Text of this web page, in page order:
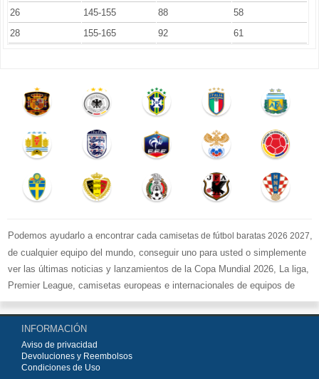
26
145-155 88
58
28
155-165 92 61
Podemos ayudarlo a encontrar cada camisetas de fútbol baratas 2026 2027,
de cualquier equipo del mundo, conseguir uno para usted o simplemente
ver las últimas noticias y lanzamientos de la Copa Mundial 2026, La liga,
Premier League, camisetas europeas e internacionales de equipos de
fútbol y kits.
Comprecamisetas de fútbol baratas replicasen la tienda deportiva
más grande de Europa. ¡Grandes ofertas en todas las camisetas del club
de fútbol, ​​kits europeos e internacionales, todo a los precios más bajos!
Compre nuestra gran selección de
INFORMACIÓN
Aviso de privacidad
Devoluciones y Reembolsos
Condiciones de Uso